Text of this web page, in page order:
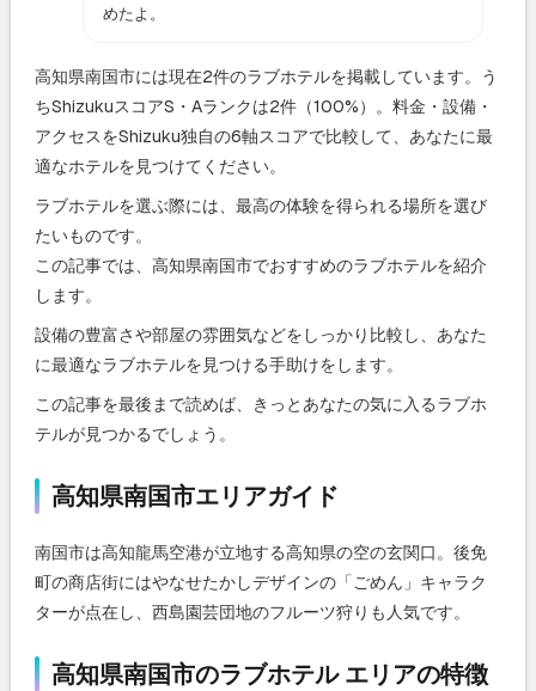
めたよ。
高知県南国市には現在2件のラブホテルを掲載しています。う
ちShizukuスコアS・Aランクは2件（100%）。料金・設備・
アクセスをShizuku独自の6軸スコアで比較して、あなたに最
適なホテルを見つけてください。
ラブホテルを選ぶ際には、最高の体験を得られる場所を選び
たいものです。
この記事では、高知県南国市でおすすめのラブホテルを紹介
します。
設備の豊富さや部屋の雰囲気などをしっかり比較し、あなた
に最適なラブホテルを見つける手助けをします。
この記事を最後まで読めば、きっとあなたの気に入るラブホ
テルが見つかるでしょう。
高知県南国市エリアガイド
南国市は高知龍馬空港が立地する高知県の空の玄関口。後免
町の商店街にはやなせたかしデザインの「ごめん」キャラク
ターが点在し、西島園芸団地のフルーツ狩りも人気です。
高知県南国市のラブホテル エリアの特徴